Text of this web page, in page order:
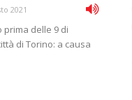
2021
prima delle 9 di
di Torino: a causa